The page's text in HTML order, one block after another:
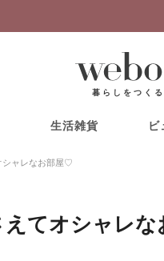
暮らしをつくる
生活雑貨 ビ
シャレなお部屋♡
えてオシャレ